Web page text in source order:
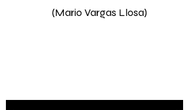
(Mario Vargas Llosa)